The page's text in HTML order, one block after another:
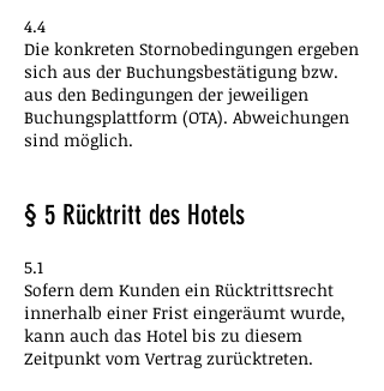
4.4
Die konkreten Stornobedingungen ergeben
sich aus der Buchungsbestätigung bzw.
aus den Bedingungen der jeweiligen
Buchungsplattform (OTA). Abweichungen
sind möglich.
§ 5 Rücktritt des Hotels
5.1
Sofern dem Kunden ein Rücktrittsrecht
innerhalb einer Frist eingeräumt wurde,
kann auch das Hotel bis zu diesem
Zeitpunkt vom Vertrag zurücktreten.